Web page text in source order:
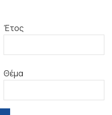
Έτος
Θέμα